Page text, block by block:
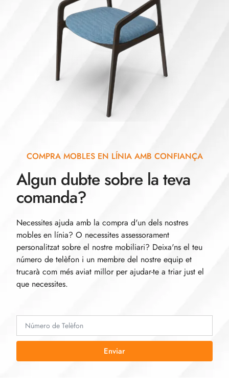
COMPRA MOBLES EN LÍNIA AMB CONFIANÇA
Algun dubte sobre la teva
comanda?
Necessites ajuda amb la compra d'un dels nostres
mobles en línia? O necessites assessorament
personalitzat sobre el nostre mobiliari? Deixa'ns el teu
número de telèfon i un membre del nostre equip et
trucarà com més aviat millor per ajudar-te a triar just el
que necessites.
Enviar